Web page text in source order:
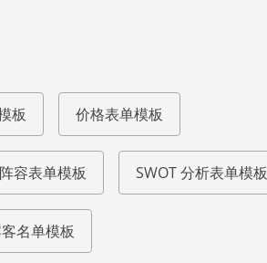
板 价格表单模板
容表单模板 SWOT 分析表单模板
名单模板